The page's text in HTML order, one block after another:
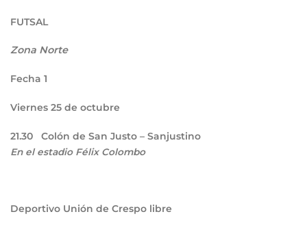
FUTSAL
Zona Norte
Fecha 1
Viernes 25 de octubre
21.30 Colón de San Justo – Sanjustino
En el estadio Félix Colombo
Deportivo Unión de Crespo libre